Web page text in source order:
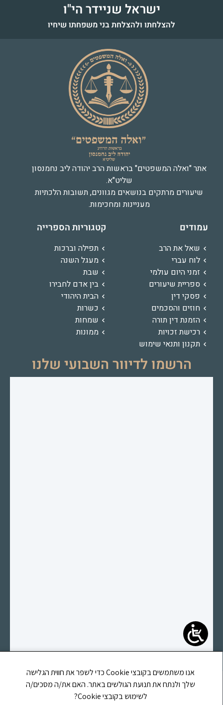
ישראל שניידר הי"ו
להצלחתו ולהצלחת בני משפחתו שיחיו
אתר "ואלה המשפטים" בראשות הרב יהודה ליב נחמנסון
שליט"א.
שיעורים מרתקים בנושאים מגוונים, תשובות הלכתיות
מעניינות ומחכימות.
עמודים
שאל את הרב
לוח עברי
זמני היום עולמי
ספריית שיעורים
פסקי דין
חוזים והסכמים
הזמנת דין תורה
רכישת זכויות
תקנון ותנאי שימוש
קטגוריות הספרייה
תפילה וברכות
מעגל השנה
שבת
בין אדם לחבירו
הבית היהודי
כשרות
שמחות
ממונות
הרשמו לדיוור השבועי שלנו
רחוב קפרא מנשה, 39, רחובות, מיקוד 7655452, טלפון:
0584146159
אנו משתמשים בקובצי Cookie כדי לשפר את חווית הגלישה
שלך ולנתח את תנועת הגולשים באתר. האם את/ה מסכים/ה
לשימוש בקובצי Cookie?